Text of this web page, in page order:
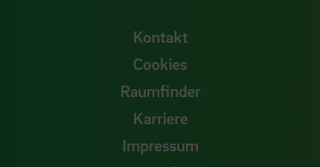
Kontakt
Cookies
Raumfinder
Karriere
Impressum